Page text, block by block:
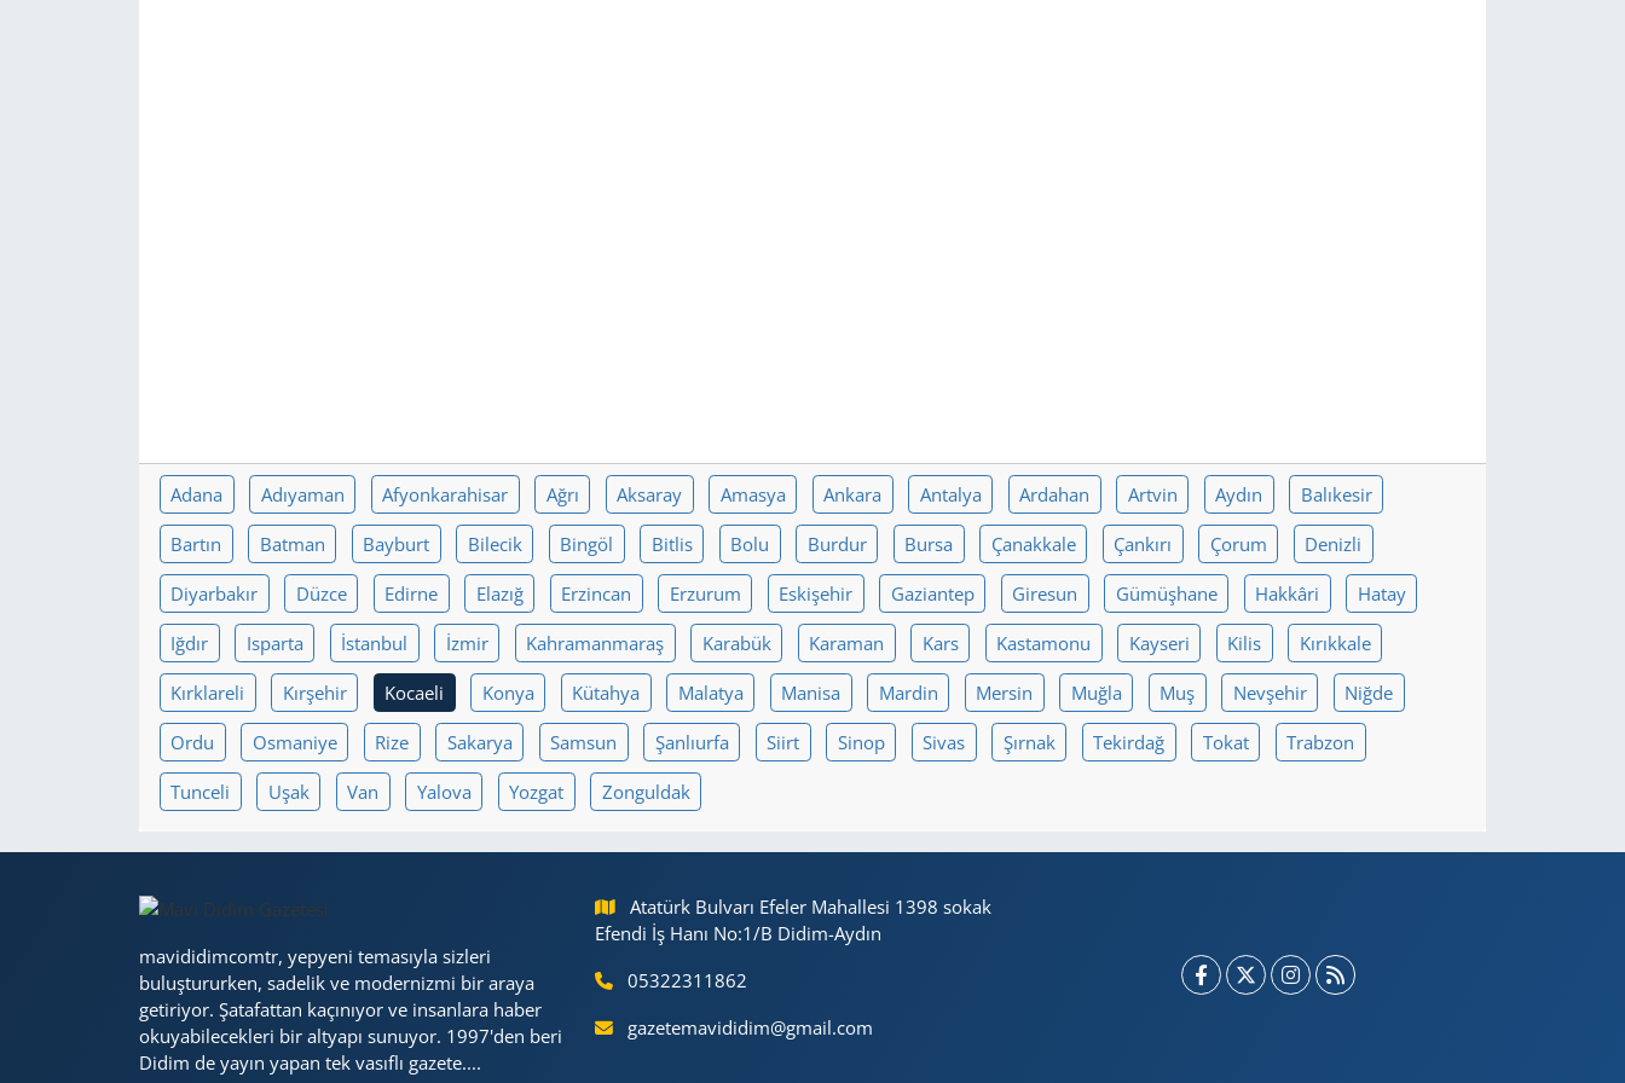
Adana Adıyaman Afyonkarahisar Ağrı Aksaray Amasya Ankara Antalya Ardahan Artvin Aydın Balıkesir
Bartın Batman Bayburt Bilecik Bingöl Bitlis Bolu Burdur Bursa Çanakkale Çankırı Çorum Denizli
Diyarbakır Düzce Edirne Elazığ Erzincan Erzurum Eskişehir Gaziantep Giresun Gümüşhane Hakkâri Hatay
Iğdır Isparta İstanbul İzmir Kahramanmaraş Karabük Karaman Kars Kastamonu Kayseri Kilis Kırıkkale
Kırklareli Kırşehir Kocaeli Konya Kütahya Malatya Manisa Mardin Mersin Muğla Muş Nevşehir Niğde
Ordu Osmaniye Rize Sakarya Samsun Şanlıurfa Siirt Sinop Sivas Şırnak Tekirdağ Tokat Trabzon
Tunceli Uşak Van Yalova Yozgat Zonguldak
mavididimcomtr, yepyeni temasıyla sizleri
buluştururken, sadelik ve modernizmi bir araya
getiriyor. Şatafattan kaçınıyor ve insanlara haber
okuyabilecekleri bir altyapı sunuyor. 1997'den beri
Didim de yayın yapan tek vasıflı gazete....
Atatürk Bulvarı Efeler Mahallesi 1398 sokak
Efendi İş Hanı No:1/B Didim-Aydın
05322311862
gazetemavididim@gmail.com